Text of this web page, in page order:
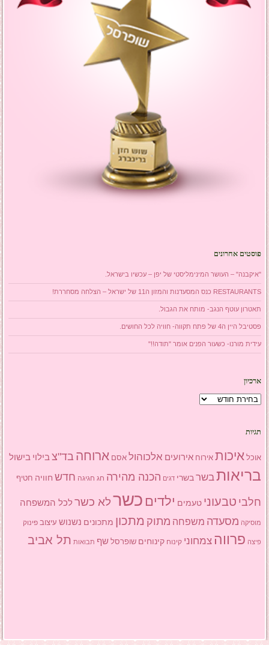
פוסטים אחרונים
"איקבנה" – העושר המינימליסטי של יפן – עכשיו בישראל.
RESTAURANTS כנס המסעדנות והמזון ה11 של ישראל – הצלחה מסחררת!
תאטרון עוטף הנגב- מותח את הגבול.
פסטיבל היין ה4 של פתח תקווה- חוויה לכל החושים.
עידית מורנו- כשעור הפנים אומר "תודה!!"
ארכיון
ארכיון
תגיות
אוכל איכות אירוח אירועים אלכוהול אסם ארוחה בד"צ בילוי בישול
בריאותבשר בשרי דגים הכנה מהירה חג חגיגה חדש חוויה חטיף
חלבי טבעוני טעמים ילדים כשרלא כשר לכל המשפחה
מוסיקה מסעדה משפחה מתוק מתכון מתכונים נשנוש עיצוב פינוק
פיצה פרווה צמחוני קינוח קינוחים שופרסל שף תבואות תל אביב